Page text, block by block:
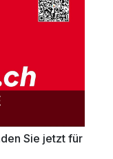
Sie jetzt für